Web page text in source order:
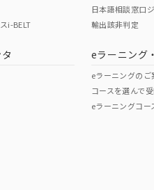
ります。
この製品の規格認証/適合
の認証はこちらのページからご
i-BELT
日本語相談窓口
輸出該非判定
eラーニング
eラーニングのご
コースを選んで
eラーニングコー